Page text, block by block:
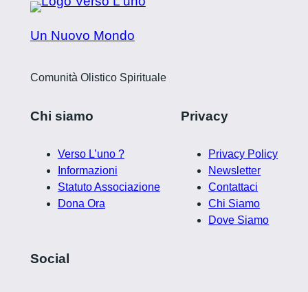
Un Nuovo Mondo
Comunità Olistico Spirituale
Chi siamo
Verso L’uno ?
Informazioni
Statuto Associazione
Dona Ora
Privacy
Privacy Policy
Newsletter
Contattaci
Chi Siamo
Dove Siamo
Social